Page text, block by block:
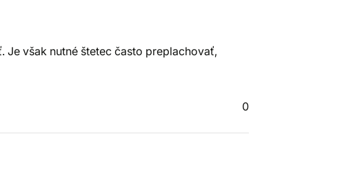
Je však nutné štetec často preplachovať,
0